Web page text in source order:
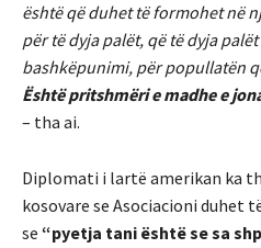
është që duhet të formohet në
për të dyja palët, që të dyja
bashkëpunimi, për popullatën
Është pritshmëri e madhe e
– tha ai.
Diplomati i lartë amerikan ka
kosovare se Asociacioni duhet
se “pyetja tani është se sa